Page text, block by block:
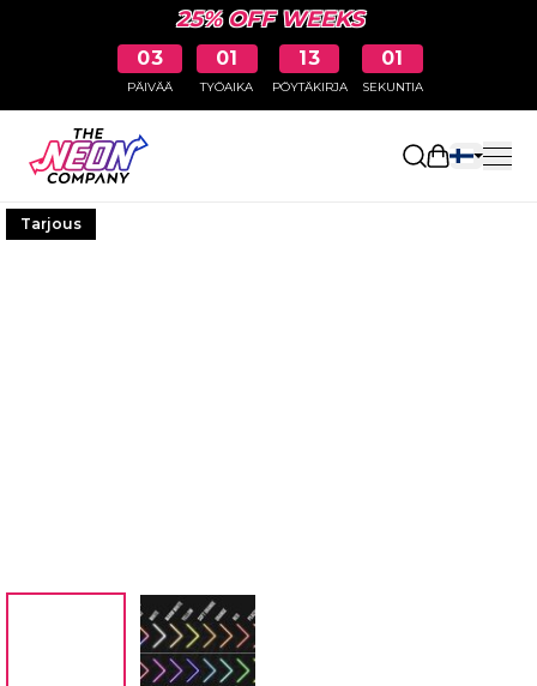
25% OFF WEEKS
03
PÄIVÄÄ
01
TYÖAIKA
13
PÖYTÄKIRJA
00
SEKUNTIA
Avaa
Tarjous